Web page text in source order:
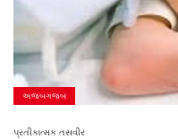
અજબગજબ
પ્રતીકાત્મક તસવીર